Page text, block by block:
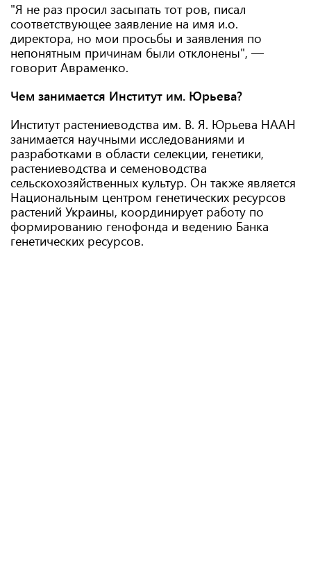
"Я не раз просил засыпать тот ров, писал
соответствующее заявление на имя и.о.
директора, но мои просьбы и заявления по
непонятным причинам были отклонены", —
говорит Авраменко.
Чем занимается Институт им. Юрьева?
Институт растениеводства им. В. Я. Юрьева НААН
занимается научными исследованиями и
разработками в области селекции, генетики,
растениеводства и семеноводства
сельскохозяйственных культур. Он также является
Национальным центром генетических ресурсов
растений Украины, координирует работу по
формированию генофонда и ведению Банка
генетических ресурсов.